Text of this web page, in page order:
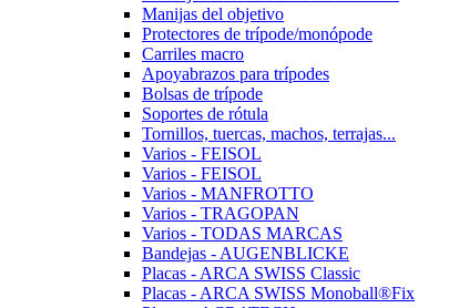
Manijas del objetivo
Protectores de trípode/monópode
Carriles macro
Apoyabrazos para trípodes
Bolsas de trípode
Soportes de rótula
Tornillos, tuercas, machos, terrajas...
Varios - FEISOL
Varios - FEISOL
Varios - MANFROTTO
Varios - TRAGOPAN
Varios - TODAS MARCAS
Bandejas - AUGENBLICKE
Placas - ARCA SWISS Classic
Placas - ARCA SWISS Monoball®Fix